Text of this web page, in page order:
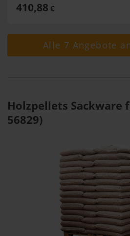
410,88 €
Alle 7 Angebote
Holzpellets Sackware
56829)